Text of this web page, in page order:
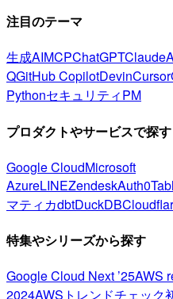
注目のテーマ
生成AIMCPChatGPTClaude
QGitHub CopilotDevinCursor
PythonセキュリティPM
プロダクトやサービスで探す
Google CloudMicrosoft
AzureLINEZendeskAuth0
マティカdbtDuckDB
特集やシリーズから探す
Google Cloud Next ’25AWS
2024AWSトレンドチェック